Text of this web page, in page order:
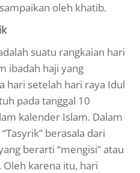
oleh khatib.
suatu rangkaian hari
ibadah haji yang
hari setelah hari raya Idul
pada tanggal 10
kalender Islam. Dalam
berasala dari
berarti “mengisi” atau
Oleh karena itu, hari